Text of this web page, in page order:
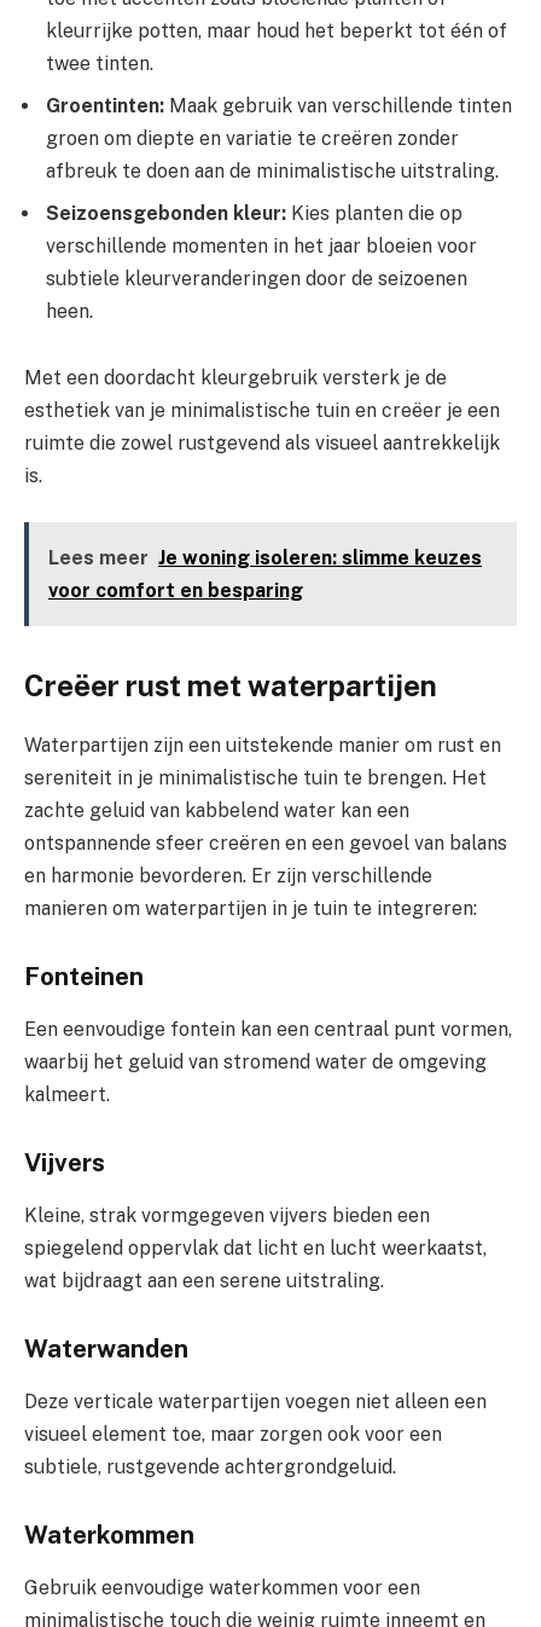
kleurrijke potten, maar houd het beperkt tot één of
twee tinten.
Groentinten: Maak gebruik van verschillende tinten
groen om diepte en variatie te creëren zonder
afbreuk te doen aan de minimalistische uitstraling.
Seizoensgebonden kleur: Kies planten die op
verschillende momenten in het jaar bloeien voor
subtiele kleurveranderingen door de seizoenen
heen.
Met een doordacht kleurgebruik versterk je de
esthetiek van je minimalistische tuin en creëer je een
ruimte die zowel rustgevend als visueel aantrekkelijk
is.
Lees meer Je woning isoleren: slimme keuzes
voor comfort en besparing
Creëer rust met waterpartijen
Waterpartijen zijn een uitstekende manier om rust en
sereniteit in je minimalistische tuin te brengen. Het
zachte geluid van kabbelend water kan een
ontspannende sfeer creëren en een gevoel van balans
en harmonie bevorderen. Er zijn verschillende
manieren om waterpartijen in je tuin te integreren:
Fonteinen
Een eenvoudige fontein kan een centraal punt vormen,
waarbij het geluid van stromend water de omgeving
kalmeert.
Vijvers
Kleine, strak vormgegeven vijvers bieden een
spiegelend oppervlak dat licht en lucht weerkaatst,
wat bijdraagt aan een serene uitstraling.
Waterwanden
Deze verticale waterpartijen voegen niet alleen een
visueel element toe, maar zorgen ook voor een
subtiele, rustgevende achtergrondgeluid.
Waterkommen
Gebruik eenvoudige waterkommen voor een
minimalistische touch die weinig ruimte inneemt en